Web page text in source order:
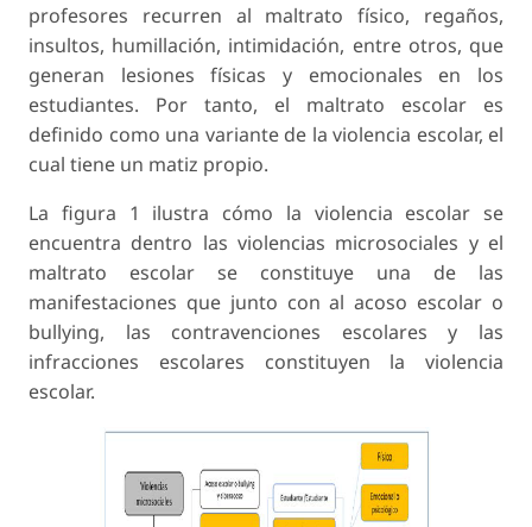
profesores recurren al maltrato físico, regaños,
insultos, humillación, intimidación, entre otros, que
generan lesiones físicas y emocionales en los
estudiantes. Por tanto, el maltrato escolar es
definido como una variante de la violencia escolar, el
cual tiene un matiz propio.
La figura 1 ilustra cómo la violencia escolar se
encuentra dentro las violencias microsociales y el
maltrato escolar se constituye una de las
manifestaciones que junto con al acoso escolar o
bullying, las contravenciones escolares y las
infracciones escolares constituyen la violencia
escolar.